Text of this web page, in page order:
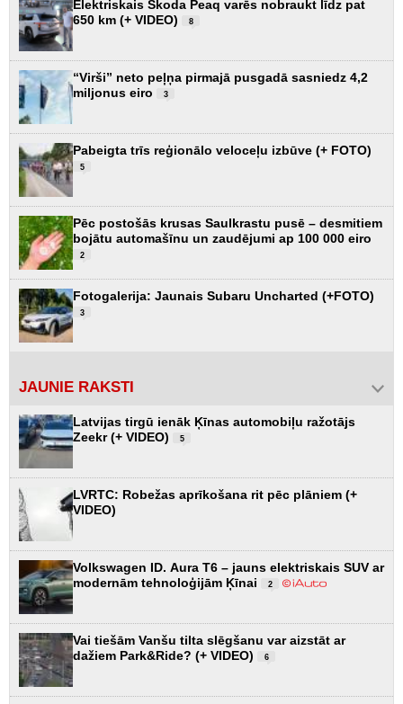
Elektriskais Škoda Peaq varēs nobraukt līdz pat
650 km (+ VIDEO)
8
“Virši” neto peļņa pirmajā pusgadā sasniedz 4,2
miljonus eiro
3
Pabeigta trīs reģionālo veloceļu izbūve (+ FOTO)
5
Pēc postošās krusas Saulkrastu pusē – desmitiem
bojātu automašīnu un zaudējumi ap 100 000 eiro
2
Fotogalerija: Jaunais Subaru Uncharted (+FOTO)
3
JAUNIE RAKSTI
Latvijas tirgū ienāk Ķīnas automobiļu ražotājs
Zeekr (+ VIDEO)
5
LVRTC: Robežas aprīkošana rit pēc plāniem (+
VIDEO)
Volkswagen ID. Aura T6 – jauns elektriskais SUV ar
modernām tehnoloģijām Ķīnai
2
Vai tiešām Vanšu tilta slēgšanu var aizstāt ar
dažiem Park&Ride? (+ VIDEO)
6